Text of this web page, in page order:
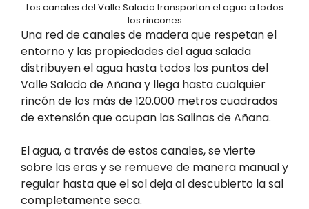
Los canales del Valle Salado transportan el agua a todos
los rincones
Una red de canales de madera que respetan el
entorno y las propiedades del agua salada
distribuyen el agua hasta todos los puntos del
Valle Salado de Añana y llega hasta cualquier
rincón de los más de 120.000 metros cuadrados
de extensión que ocupan las Salinas de Añana.
El agua, a través de estos canales, se vierte
sobre las eras y se remueve de manera manual y
regular hasta que el sol deja al descubierto la sal
completamente seca.